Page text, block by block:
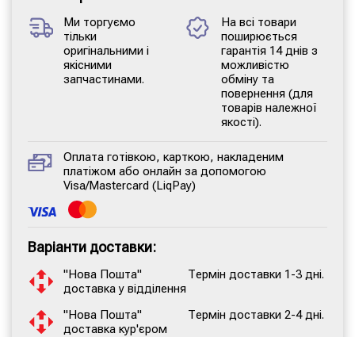
Ми торгуємо
тільки
оригінальними і
якісними
запчастинами.
На всі товари
поширюється
гарантія 14 днів з
можливістю
обміну та
повернення (для
товарів належної
якості).
Оплата готівкою, карткою, накладеним
платіжом або онлайн за допомогою
Visa/Mastercard (LiqPay)
Варіанти доставки:
"Нова Пошта"
доставка у відділення
Термін доставки 1-3 дні.
"Нова Пошта"
доставка кур'єром
Термін доставки 2-4 дні.